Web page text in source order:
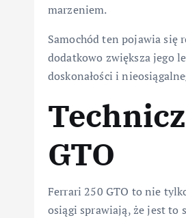
marzeniem.
Samochód ten pojawia się
dodatkowo zwiększa jego
doskonałości i
GTO
Ferrari 250 GTO to nie
osiągi sprawiają, że jest